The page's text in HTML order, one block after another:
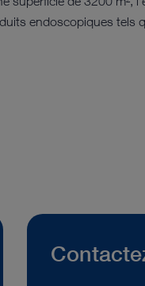
endoscopiques tels